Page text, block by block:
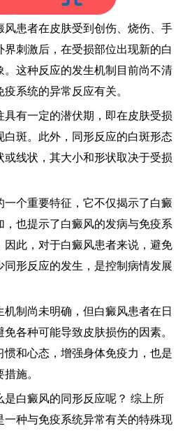
患者在皮肤受到创伤、烧伤、手
刺激后，在受损部位出现新的白
。这种反应的发生机制目前尚不清
系统的异常反应有关。
有一定的潜伏期，即在皮肤受损
白斑。此外，同形反应的白斑形态
或线状，其大小和形状取决于受损
个重要特征，它不仅揭示了白癜
，也提示了白癜风的发病与免疫系
因此，对于白癜风患者来说，避免
形反应的发生，是控制病情发展
制尚未明确，但白癜风患者在日
各种可能导致皮肤损伤的因素。
惯和心态，增强身体免疫力，也是
施。
白癜风的同形反应呢？ 综上所
一种与免疫系统异常有关的特殊现